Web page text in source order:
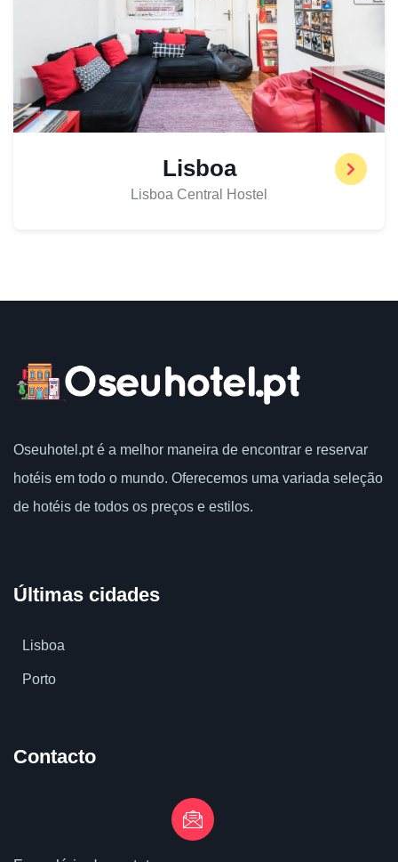
Lisboa
Lisboa Central Hostel
Oseuhotel.pt é a melhor maneira de encontrar e reservar
hotéis em todo o mundo. Oferecemos uma variada seleção
de hotéis de todos os preços e estilos.
Últimas cidades
Lisboa
Porto
Contacto